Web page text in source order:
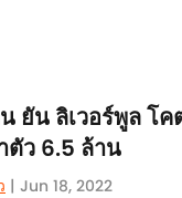
ยัน ลิเวอร์พูล โ
ตัว 6.5 ล้าน
| Jun 18, 2022